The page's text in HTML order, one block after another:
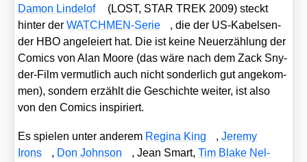
Damon Linde­l­of
(LOST, STAR TREK 2009) steckt
hin­ter derWATCH­MEN-Serie
, die der US-Kabel­sen­
der HBO ange­lei­ert hat. Die ist kei­ne Neu­er­zäh­lung der
Comics von Alan Moo­re (das wäre nach dem Zack Sny­
der-Film ver­mut­lich auch nicht son­der­lich gut ange­kom­
men), son­dern erzählt die Geschich­te wei­ter, ist also
von den Comics inspi­riert.
Es spie­len unter ande­rem Regi­na King ,Jere­my
Irons
, Don John­son , Jean Smart,Tim Bla­ke Nel­